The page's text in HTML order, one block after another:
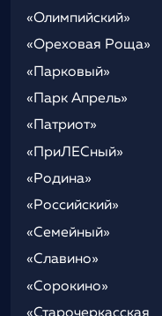
«Олимпийский»
«Ореховая Роща»
«Парковый»
«Парк Апрель»
«Патриот»
«ПриЛЕСный»
«Родина»
«Российский»
«Семейный»
«Славино»
«Сорокино»